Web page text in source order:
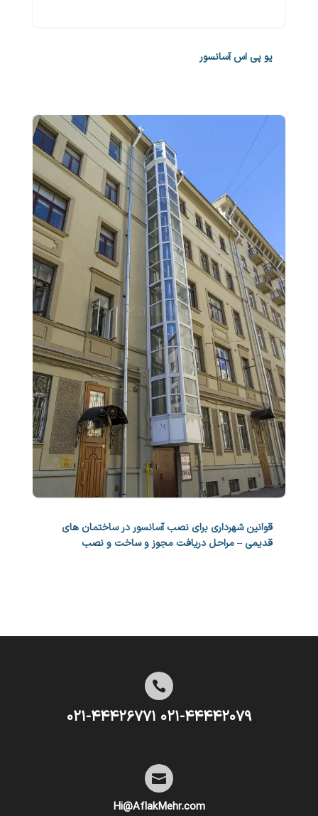
یو پی اس آسانسور
قوانین شهرداری برای نصب آسانسور در ساختمان های
قدیمی – مراحل دریافت مجوز و ساخت و نصب

۰۲۱-۴۴۴۴۲۰۷۹ ۰۲۱-۴۴۴۲۶۷۷۱

Hi@AflakMehr.com